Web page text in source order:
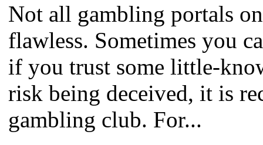
Not all gambling portals
flawless. Sometimes you
if you trust some little-
risk being deceived, it is
gambling club. For...